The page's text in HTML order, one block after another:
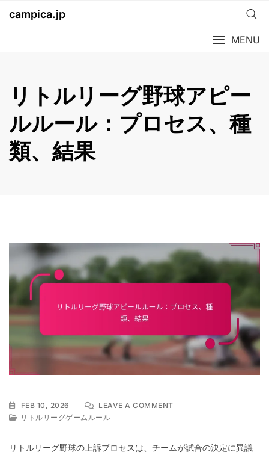
campica.jp
MENU
リトルリーグ野球アピー
ルルール：プロセス、種
類、結果
FEB 10, 2026 LEAVE A COMMENTON
リ
リトルリーグゲームルール
リトルリーグ野球の上訴プロセスは、チームが試合の決定に異議